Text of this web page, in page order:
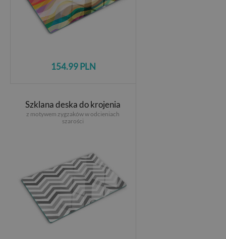
154.99 PLN
Szklana deska do krojenia
z motywem zygzaków w odcieniach
szarości